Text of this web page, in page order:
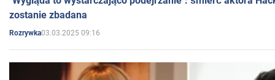
zostanie zbadana
Rozrywka03.03.2025 09:16